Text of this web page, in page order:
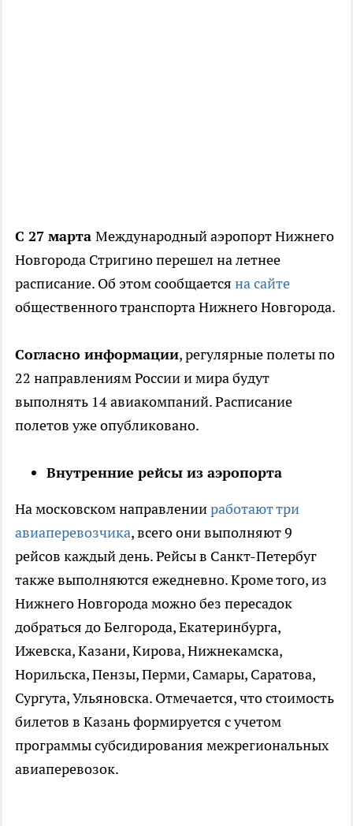
С 27 марта Международный аэропорт Нижнего
Новгорода Стригино перешел на летнее
расписание. Об этом сообщается на сайте
общественного транспорта Нижнего Новгорода.
Согласно информации, регулярные полеты по
22 направлениям России и мира будут
выполнять 14 авиакомпаний. Расписание
полетов уже опубликовано.
Внутренние рейсы из аэропорта
На московском направленииработают три
авиаперевозчика, всего они выполняют 9
рейсов каждый день. Рейсы в Санкт-Петербуг
также выполняются ежедневно. Кроме того, из
Нижнего Новгорода можно без пересадок
добраться до Белгорода, Екатеринбурга,
Ижевска, Казани, Кирова, Нижнекамска,
Норильска, Пензы, Перми, Самары, Саратова,
Сургута, Ульяновска. Отмечается, что стоимость
билетов в Казань формируется с учетом
программы субсидирования межрегиональных
авиаперевозок.